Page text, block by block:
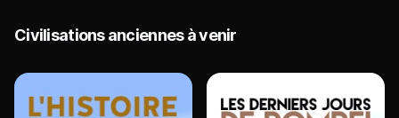
Civilisations anciennes à venir